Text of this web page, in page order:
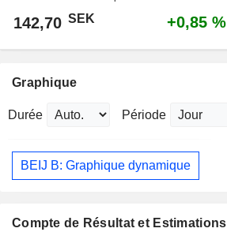
142,70 SEK +0,85 %
Graphique
Durée Période
BEIJ B: Graphique dynamique
Compte de Résultat et Estimations